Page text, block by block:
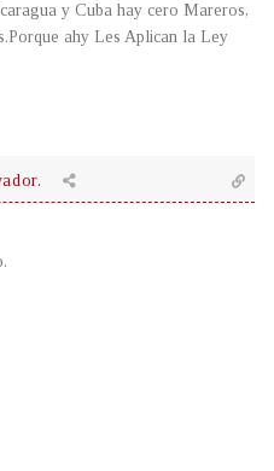
y Cuba hay cero Mareros,
ahy Les Aplican la Ley